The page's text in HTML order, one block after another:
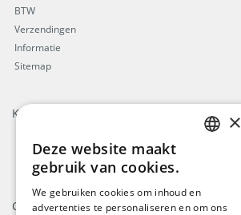
BTW
Verzendingen
Informatie
Sitemap
Keurmerken
Contact GERMAN
×
Deze website maakt
gebruik van cookies.
We gebruiken cookies om inhoud en
advertenties te personaliseren en om ons